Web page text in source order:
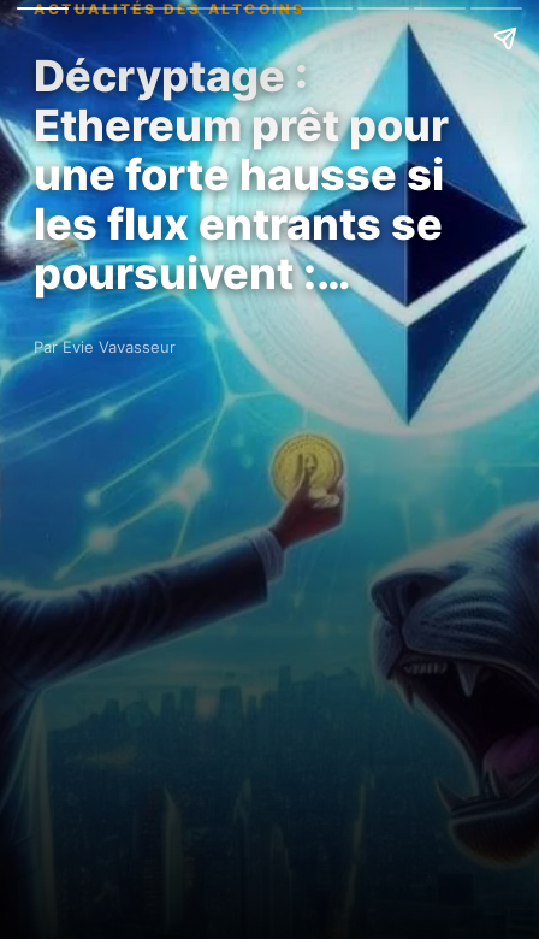
ACTUALITÉS DES ALTCOINS
Décryptage :
Ethereum prêt pour
une forte hausse si
les flux entrants se
poursuivent :…
Par Evie Vavasseur